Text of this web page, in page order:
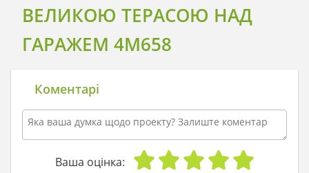
ВЕЛИКОЮ ТЕРАСОЮ НАД
ГАРАЖЕМ 4M658
Коментарі
Ваша оцінка: